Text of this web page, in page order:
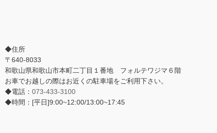
◆住所
〒640-8033
和歌山県和歌山市本町二丁目１番地 フォルテワジマ６階
お車でお越しの際はお近くの駐車場をご利用下さい。
◆電話： 073-433-3100
◆時間：[平日]9:00~12:00/13:00~17:45